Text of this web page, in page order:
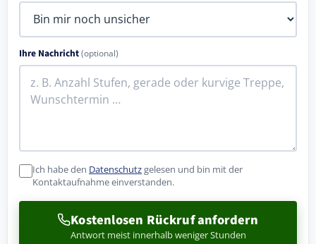
Ihre Nachricht(optional)
Ich habe den Datenschutzgelesen und bin mit der
Kontaktaufnahme einverstanden.
Kostenlosen Rückruf anfordern
Antwort meist innerhalb weniger Stunden